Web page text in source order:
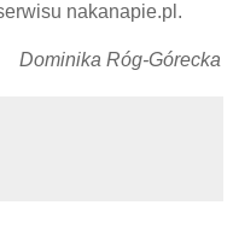
nakanapie.pl.
Dominika Róg-Górecka